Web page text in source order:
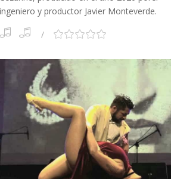
ingeniero y productor Javier Monteverde.